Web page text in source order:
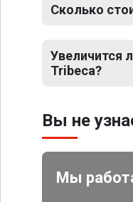
Сколько
Увеличится
Tribeca?
Вы не
Мы